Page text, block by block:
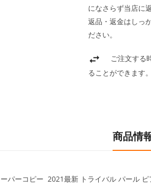
になさらず当店に
返品・返金はしっ
ださい。
ご注文する
ることができます
商品情
パーコピー 2021最新 トライバル パール ピ